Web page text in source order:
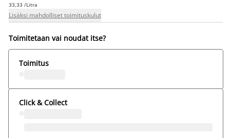
33,33 /Litra
Lisäksi mahdolliset toimituskulut
Toimitetaan vai noudat itse?
Toimitus
Click & Collect